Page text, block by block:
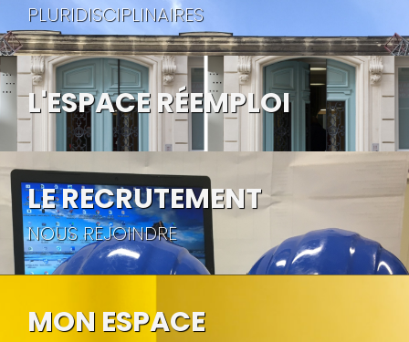
PLURIDISCIPLINAIRES
L'ESPACE RÉEMPLOI
LE RECRUTEMENT
NOUS REJOINDRE
MON ESPACE